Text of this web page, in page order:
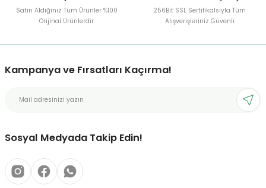
Satın Aldığınız Tüm Ürünler %100
Orijinal Ürünlerdir
256Bit SSL Sertifikalsıyla Tüm
Alışverişleriniz Güvenli
Kampanya ve Fırsatları Kaçırma!
Sosyal Medyada Takip Edin!